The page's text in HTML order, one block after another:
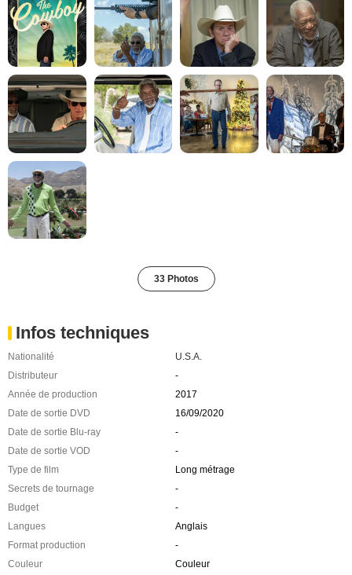
33 Photos
Infos techniques
Nationalité
U.S.A.
Distributeur
-
Année de production
2017
Date de sortie DVD
16/09/2020
Date de sortie Blu-ray
-
Date de sortie VOD
-
Type de film
Long métrage
Secrets de tournage
-
Budget
-
Langues
Anglais
Format production
-
Couleur
Couleur